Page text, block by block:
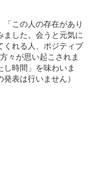
「この人の存在があり
ました。会うと元気に
くれる人、ポジティブ
々が思い起こされま
時間」を味わいま
表は行いません）